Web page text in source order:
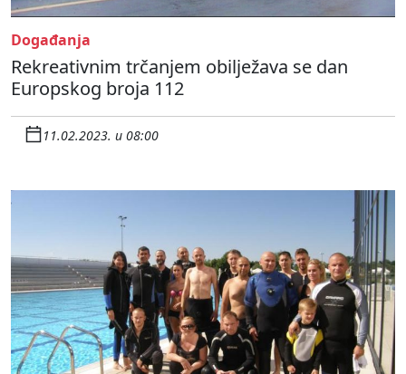
Događanja
Rekreativnim trčanjem obilježava se dan
Europskog broja 112
11.02.2023. u 08:00